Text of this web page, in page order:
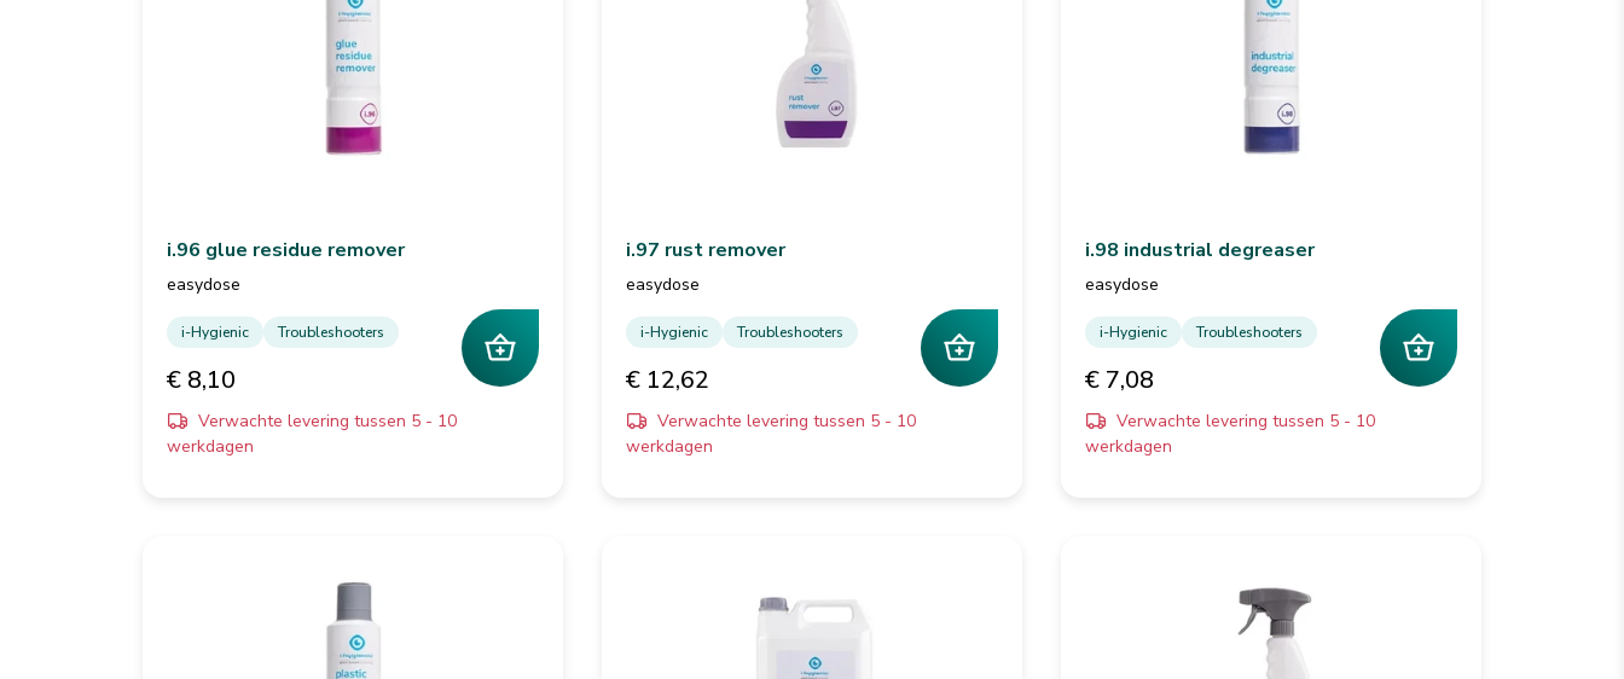
i.96 glue residue remover
easydose
i-Hygienic Troubleshooters
€ 8,10
Verwachte levering tussen 5 - 10
werkdagen
i.97 rust remover
easydose
i-Hygienic Troubleshooters
€ 12,62
Verwachte levering tussen 5 - 10
werkdagen
i.98 industrial degreaser
easydose
i-Hygienic Troubleshooters
€ 7,08
Verwachte levering tussen 5 - 10
werkdagen